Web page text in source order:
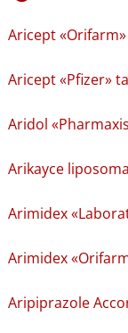
Aricept
Aricept «Pfizer»
Aridol
Arikayce
Arimidex
Arimidex
Aripiprazole